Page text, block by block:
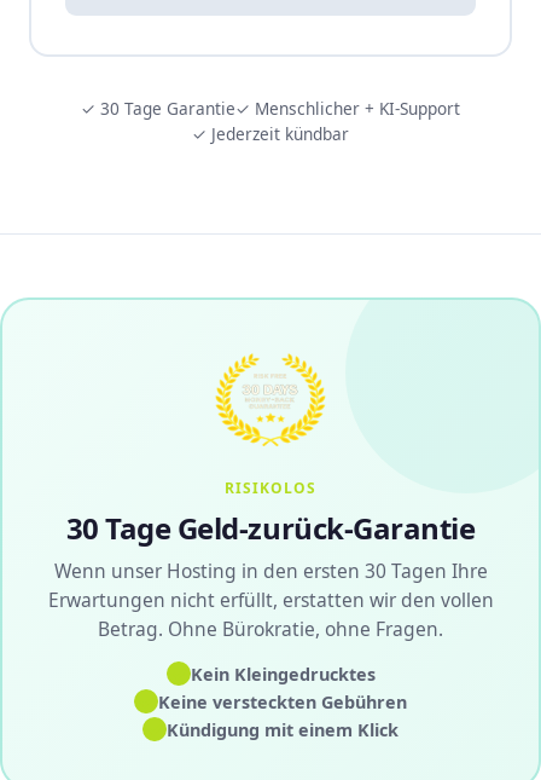
✓ 30 Tage Garantie✓ Menschlicher + KI-Support
✓ Jederzeit kündbar
RISIKOLOS
30 Tage Geld-zurück-Garantie
Wenn unser Hosting in den ersten 30 Tagen Ihre
Erwartungen nicht erfüllt, erstatten wir den vollen
Betrag. Ohne Bürokratie, ohne Fragen.
✓Kein Kleingedrucktes
✓ Keine versteckten Gebühren
✓ Kündigung mit einem Klick